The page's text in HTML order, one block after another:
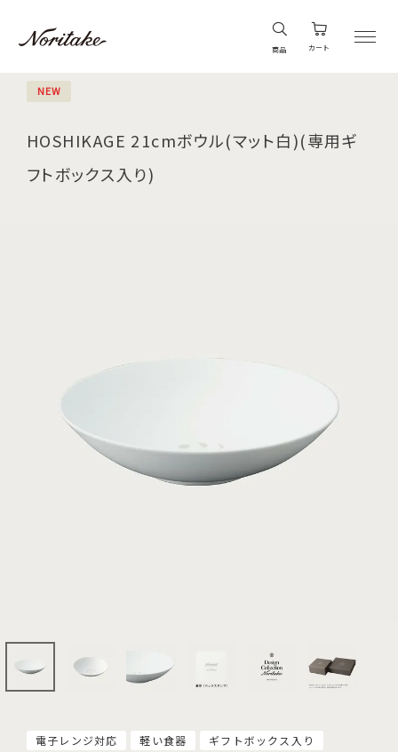
商品 カート
NEW
HOSHIKAGE 21cmボウル(マット白)(専用ギ
フトボックス入り)
電子レンジ対応 軽い食器 ギフトボックス入り